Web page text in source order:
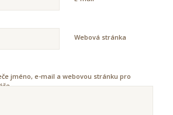
Webová stránka
jméno, e-mail a webovou stránku pro